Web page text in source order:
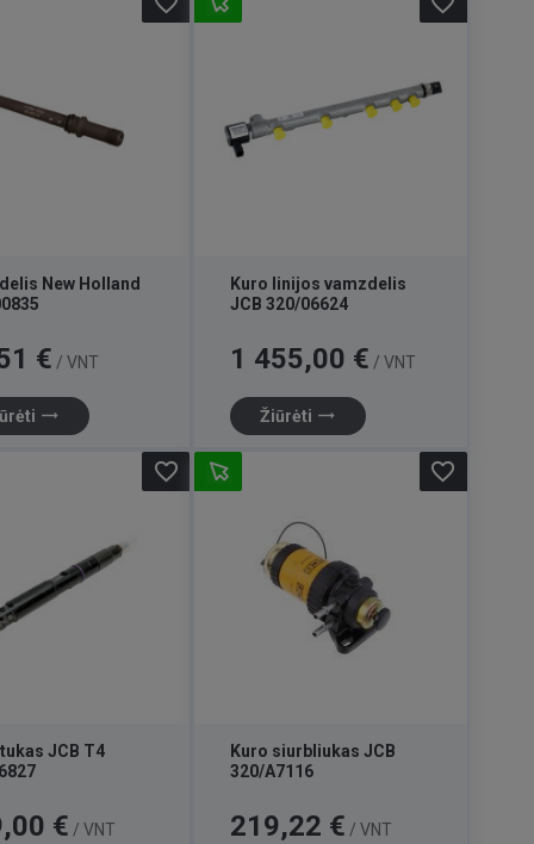
New Holland
€ / VNT
trending_flat
Kuro linijos vamzdelis
JCB 320/06624
Kaina
1 455,00 € / VNT
Žiūrėti trending_flat
JCB T4
€ / VNT
favorite_border
Kuro siurbliukas JCB
320/A7116
Kaina
219,22 € / VNT
favorite_border